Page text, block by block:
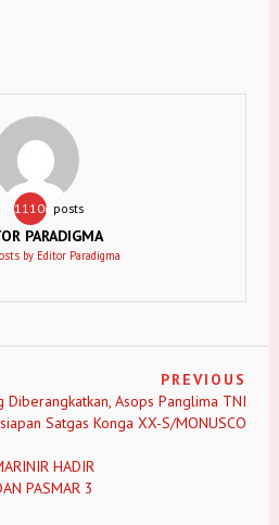
11106 posts
PARADIGMA
by Editor Paradigma
PREVIOUS
Diberangkatkan, Asops Panglima TNI
Satgas Konga XX-S/MONUSCO
HADIR
PASMAR 3